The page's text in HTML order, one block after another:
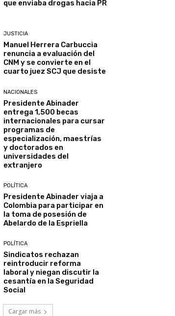
que enviaba drogas hacia PR
JUSTICIA
Manuel Herrera Carbuccia
renuncia a evaluación del
CNM y se convierte en el
cuarto juez SCJ que desiste
NACIONALES
Presidente Abinader
entrega 1,500 becas
internacionales para cursar
programas de
especialización, maestrías
y doctorados en
universidades del
extranjero
POLÍTICA
Presidente Abinader viaja a
Colombia para participar en
la toma de posesión de
Abelardo de la Espriella
POLÍTICA
Sindicatos rechazan
reintroducir reforma
laboral y niegan discutir la
cesantía en la Seguridad
Social
Cargar más